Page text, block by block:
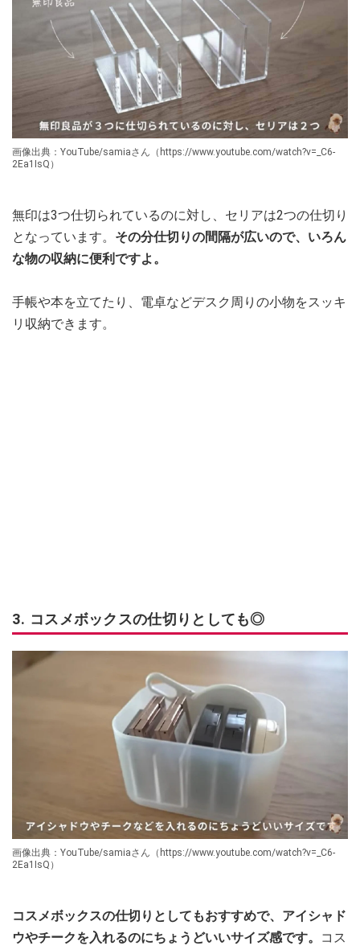
画像出典：YouTube/samiaさん（https://www.youtube.com/watch?v=_C6-
2Ea1IsQ）
無印は3つ仕切られているのに対し、セリアは2つの仕切り
となっています。 その分仕切りの間隔が広いので、いろん
な物の収納に便利ですよ。
手帳や本を立てたり、電卓などデスク周りの小物をスッキ
リ収納できます。
3. コスメボックスの仕切りとしても◎
画像出典：YouTube/samiaさん（https://www.youtube.com/watch?v=_C6-
2Ea1IsQ）
コスメボックスの仕切りとしてもおすすめで、アイシャド
ウやチークを入れるのにちょうどいいサイズ感です。
コス